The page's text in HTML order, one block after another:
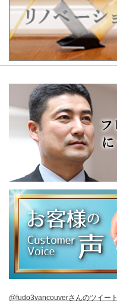
@fudo3vancouverさんのツイート